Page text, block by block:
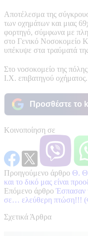
Αποτέλεσμα της
των οχημάτων και μιας
φορτηγό, σύμφωνα με
στο Γενικό Νοσοκομείο
υπέκυψε στα τραύματά
Στο νοσοκομείο της
Ι.Χ. επιβατηγού οχήματος.
Προσθέστε το
Κοινοποίηση σε
Προηγούμενο άρθρο Θ.
και το δικό μας είναι
Επόμενο άρθρο Έσπασαν
σε… ελεύθερη πτώση!!!
Σχετικά Άρθρα